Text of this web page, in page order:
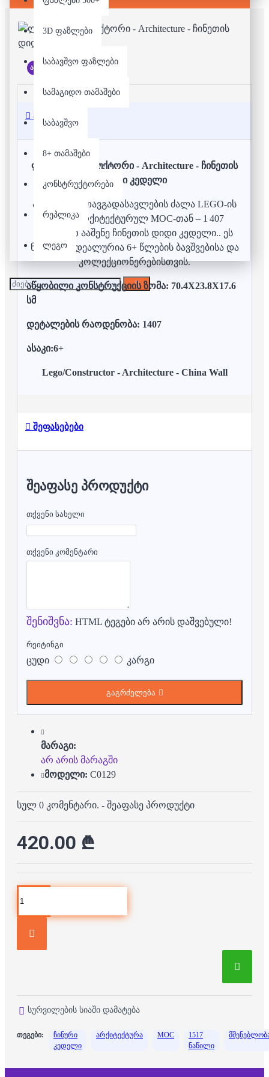
3D ფაზლები
საბავშვო ფაზლები
სამაგიდო თამაშები
საბავშვო
8+ თამაშები
კონსტრუქტორები
რეპლიკა
ლეგო
არ არის მარაგში
აღწერა
ლეგო/კონსტრუქტორი - Architecture - ჩინეთის
დიდი კედელი
აღმოაჩინე თავგადასავლების ძალა LEGO-ის
მსგავს არქიტექტურულ MOC-თან – 1 407
ნაწილით ააშენე ჩინეთის დიდი კედელი.. ეს
ნაკრები იდეალურია 6+ წლების ბავშვებისა და
კოლექციონერებისთვის.
აწყობილი კონსტრუქციის ზომა: 70.4X23.8X17.6
სმ
დეტალების რაოდენობა: 1407
ასაკი:6+
Lego/Constructor - Architecture - China Wall
შეფასებები
ᲨᲔᲐᲤᲐᲡᲔ ᲞᲠᲝᲓᲣᲥᲢᲘ
თქვენი სახელი
თქვენი კომენტარი
შენიშვნა: HTML ტეგები არ არის დაშვებული!
რეიტინგი
ცუდი კარგი
გაგრძელება
მარაგი:
არ არის მარაგში
მოდელი: C0129
სულ 0 კომენტარი. - შეაფასე პროდუქტი
420.00 ₾
სურვილების სიაში დამატება
თეგები:
ჩინური
კედელი
არქიტექტურა MOC
1517
ნაწილი